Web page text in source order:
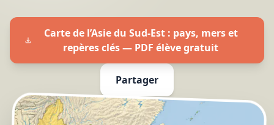
Carte de l’Asie du Sud-Est : pays, mers et
repères clés — PDF élève gratuit
Partager